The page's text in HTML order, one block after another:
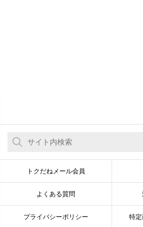
トクだねメール会員
よくある質問
プライバシーポリシー 特